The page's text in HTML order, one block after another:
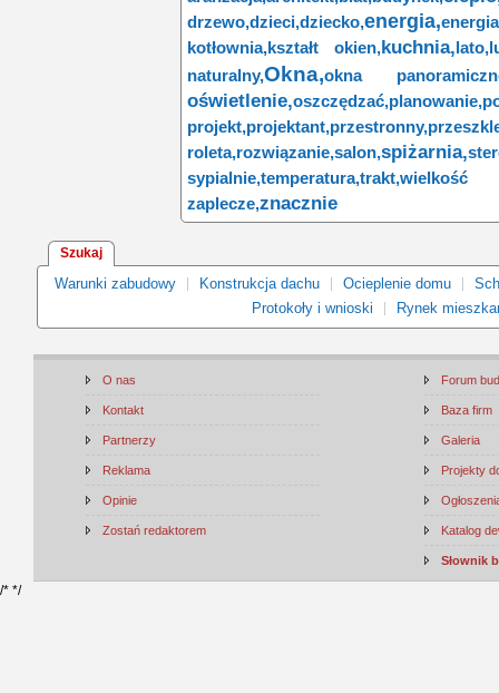
drzewo,dzieci,dziecko,energia,
kotłownia,kształt okien,kuchnia,lato,
naturalny,Okna,okna
oświetlenie,oszczędzać,planowanie,
projekt,projektant,przestronny,
roleta,rozwiązanie,salon,spiżarnia,
sypialnie,temperatura,trakt,wielkość
zaplecze,znacznie
Szukaj
Warunki zabudowy Konstrukcja dachu Ocieplenie domu
Protokoły i wnioski
Rynek
O nas
Kontakt
Partnerzy
Reklama
Opinie
Zostań redaktorem
Forum
Baza firm
Galeria
Projekty
Katalog
Słownik
/* */